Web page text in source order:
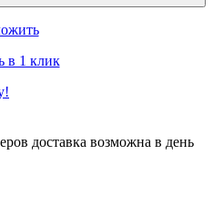
в 1 клик
доставка возможна в день